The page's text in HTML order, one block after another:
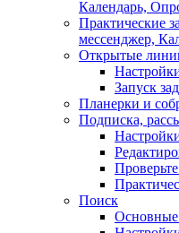
Календарь,
Практические
мессенджер,
Открытые
Запуск
Планерки и
Подписка,
Поиск
Основные